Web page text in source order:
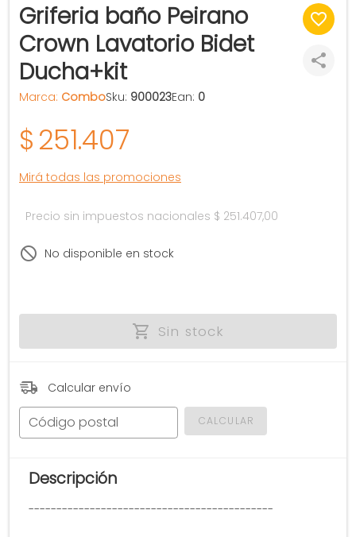
Griferia baño Peirano
Crown Lavatorio Bidet
Ducha+kit
Marca: ComboSku: 900023Ean: 0
$251.407
Mirá todas las promociones
Precio sin impuestos nacionales $ 251.407,00
No disponible en stock
Sin stock
Calcular envío
Código postal CALCULAR
Descripción
--------------------------------------------